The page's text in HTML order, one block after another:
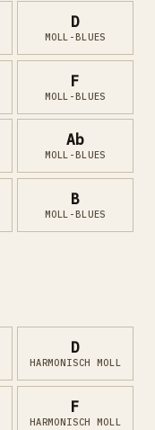
D
MOLL-BLUES
F
MOLL-BLUES
Ab
MOLL-BLUES
B
MOLL-BLUES
D
HARMONISCH MOLL
F
HARMONISCH MOLL